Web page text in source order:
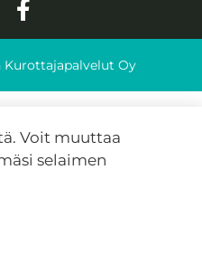
Kurottajapalvelut Oy
Voit muuttaa
selaimen